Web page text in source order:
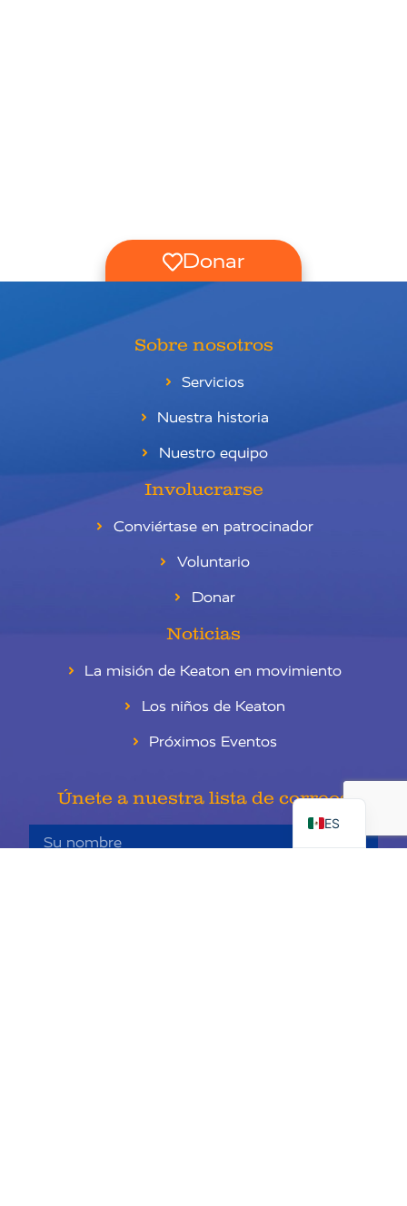
Donar
Sobre nosotros
Servicios
Nuestra historia
Nuestro equipo
Involucrarse
Conviértase en patrocinador
Voluntario
Donar
Noticias
La misión de Keaton en movimiento
Los niños de Keaton
Próximos Eventos
Únete a nuestra lista de correos
ES
EN